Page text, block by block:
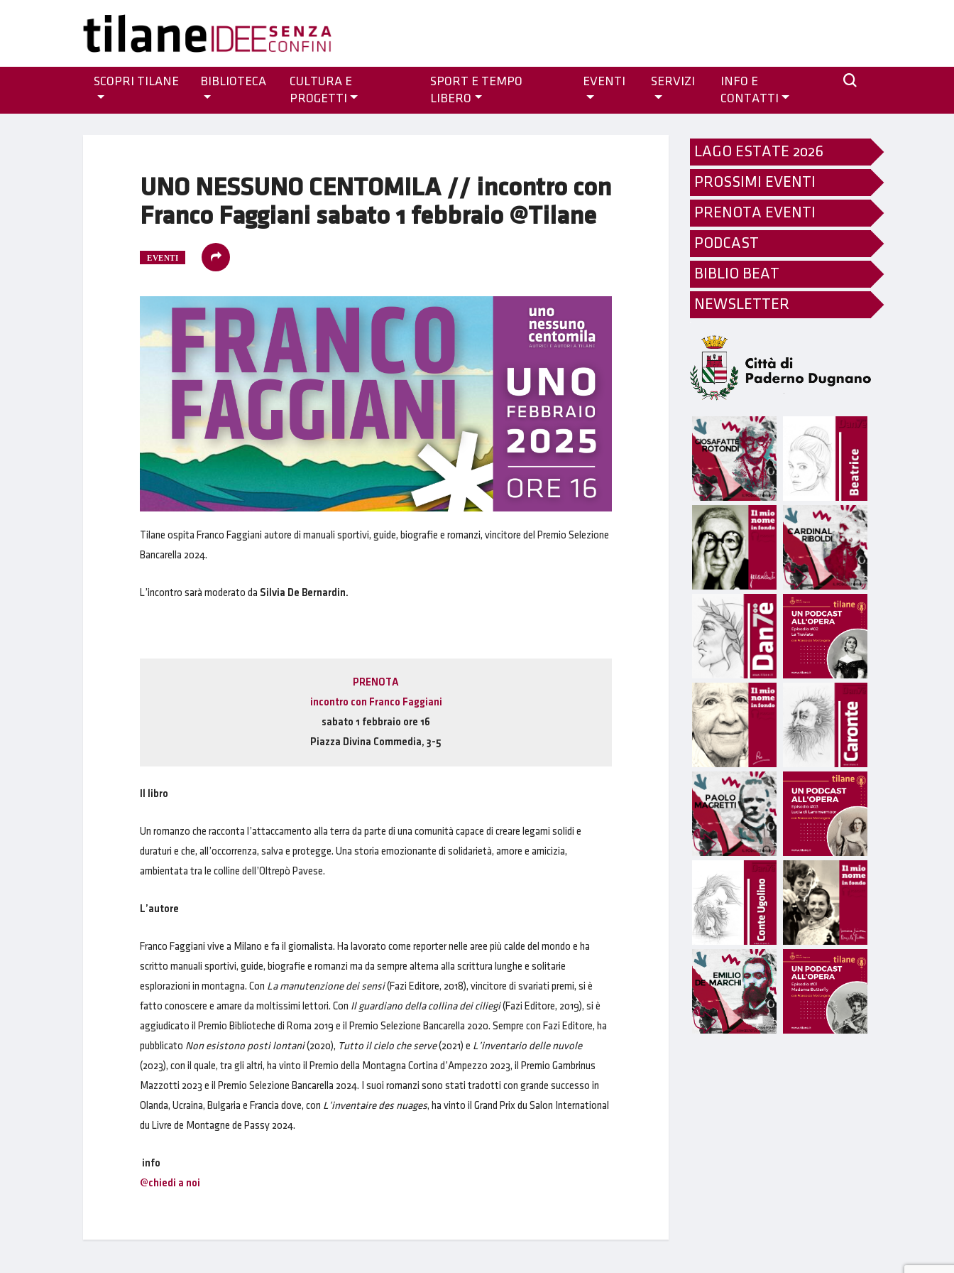
SCOPRI TILANE BIBLIOTECA
CULTURA E
PROGETTI
SPORT E TEMPO
LIBERO
EVENTI SERVIZI
INFO E
CONTATTI
UNO NESSUNO CENTOMILA // incontro con
Franco Faggiani sabato 1 febbraio @Tilane
EVENTI
Tilane ospita Franco Faggiani autore di manuali sportivi, guide, biografie e romanzi, vincitore del Premio Selezione
Bancarella 2024.
L’incontro sarà moderato da Silvia De Bernardin.
PRENOTA
incontro con Franco Faggiani
sabato 1 febbraio ore 16
Piazza Divina Commedia, 3-5
Il libro
Un romanzo che racconta l’attaccamento alla terra da parte di una comunità capace di creare legami solidi e
duraturi e che, all’occorrenza, salva e protegge. Una storia emozionante di solidarietà, amore e amicizia,
ambientata tra le colline dell’Oltrepò Pavese.
L’autore
Franco Faggiani vive a Milano e fa il giornalista. Ha lavorato come reporter nelle aree più calde del mondo e ha
scritto manuali sportivi, guide, biografie e romanzi ma da sempre alterna alla scrittura lunghe e solitarie
esplorazioni in montagna. Con La manutenzione dei sensi(Fazi Editore, 2018), vincitore di svariati premi, si è
fatto conoscere e amare da moltissimi lettori. Con Il guardiano della collina dei ciliegi(Fazi Editore, 2019), si è
aggiudicato il Premio Biblioteche di Roma 2019 e il Premio Selezione Bancarella 2020. Sempre con Fazi Editore, ha
pubblicato Non esistono posti lontani(2020), Tutto il cielo che serve(2021) e L’inventario delle nuvole
(2023), con il quale, tra gli altri, ha vinto il Premio della Montagna Cortina d’Ampezzo 2023, il Premio Gambrinus
Mazzotti 2023 e il Premio Selezione Bancarella 2024. I suoi romanzi sono stati tradotti con grande successo in
Olanda, Ucraina, Bulgaria e Francia dove, con L’inventaire des nuages, ha vinto il Grand Prix du Salon International
du Livre de Montagne de Passy 2024.
info
@chiedi a noi
LAGO ESTATE 2026
PROSSIMI EVENTI
PRENOTA EVENTI
PODCAST
BIBLIO BEAT
NEWSLETTER